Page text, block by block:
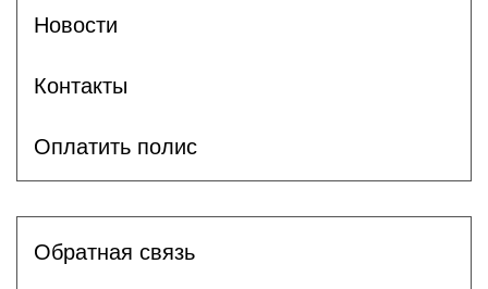
Новости
Контакты
Оплатить полис
Обратная связь